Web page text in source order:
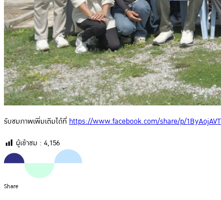
รับชมภาพเพิ่มเติมได้ที่ https://www.facebook.com/share/p/
ผู้เข้าชม : 4,156
Share